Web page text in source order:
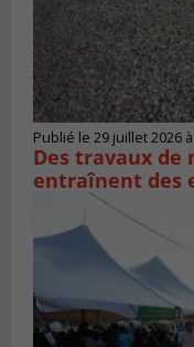
Publié le 29 juillet 2026
Des travaux de
entraînent des